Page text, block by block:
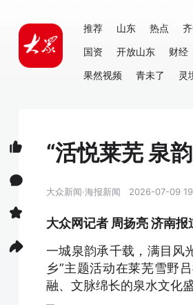
推荐 山东 热点
国资
开放山东 财经
果然视频
青未了 灵
“活悦莱芜 泉
大众新闻·海报新闻 2026-07-09
大众网记者 周扬亮 济南报
一城泉韵承千载，满目风
乡”主题活动在莱芜雪野
融、文脉绵长的泉水文化盛